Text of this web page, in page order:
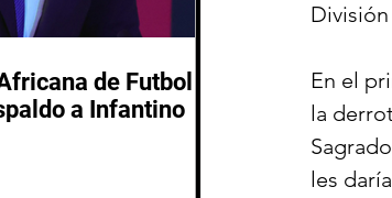
En el
la
les
de Futbol
a Infantino